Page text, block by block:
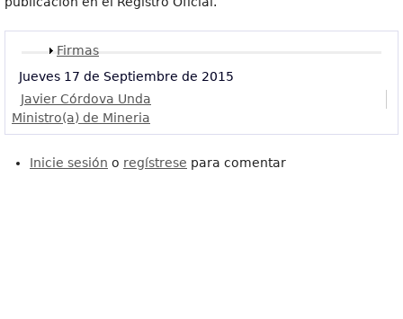
Mostrar
Firmas
Jueves 17 de Septiembre de 2015
Javier Córdova Unda
Ministro(a) de Mineria
Inicie sesión o regístrese para comentar